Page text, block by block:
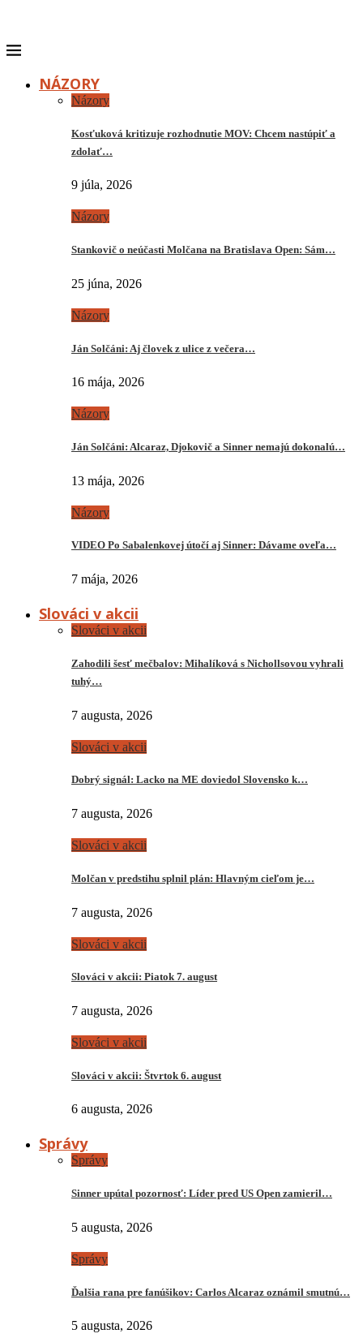
NÁZORY
Názory
Kosťuková kritizuje rozhodnutie MOV: Chcem nastúpiť a
zdolať…
9 júla, 2026
Názory
Stankovič o neúčasti Molčana na Bratislava Open: Sám…
25 júna, 2026
Názory
Ján Solčáni: Aj človek z ulice z večera…
16 mája, 2026
Názory
Ján Solčáni: Alcaraz, Djokovič a Sinner nemajú dokonalú…
13 mája, 2026
Názory
VIDEO Po Sabalenkovej útočí aj Sinner: Dávame oveľa…
7 mája, 2026
Slováci v akcii
Slováci v akcii
Zahodili šesť mečbalov: Mihalíková s Nichollsovou vyhrali
tuhý…
7 augusta, 2026
Slováci v akcii
Dobrý signál: Lacko na ME doviedol Slovensko k…
7 augusta, 2026
Slováci v akcii
Molčan v predstihu splnil plán: Hlavným cieľom je…
7 augusta, 2026
Slováci v akcii
Slováci v akcii: Piatok 7. august
7 augusta, 2026
Slováci v akcii
Slováci v akcii: Štvrtok 6. august
6 augusta, 2026
Správy
Správy
Sinner upútal pozornosť: Líder pred US Open zamieril…
5 augusta, 2026
Správy
Ďalšia rana pre fanúšikov: Carlos Alcaraz oznámil smutnú…
5 augusta, 2026